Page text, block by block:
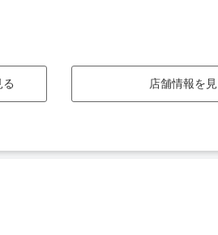
店舗情報を